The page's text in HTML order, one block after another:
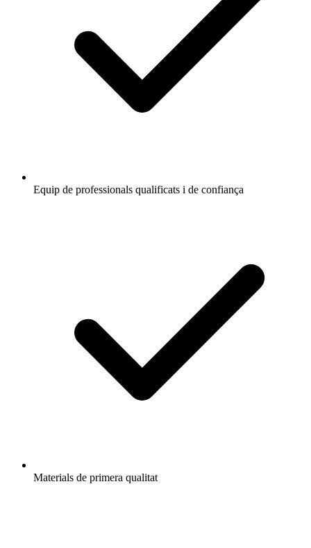
Equip de professionals qualificats i de confiança
Materials de primera qualitat